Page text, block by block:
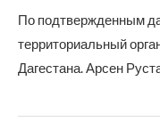
По подтвержденным
территориальный
Дагестана. Арсен